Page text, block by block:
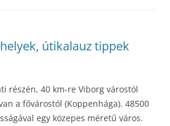
útikalauz tippek
részén, 40 km-re Viborg várostól
a fővárostól (Koppenhága). 48500
egy közepes méretű város.